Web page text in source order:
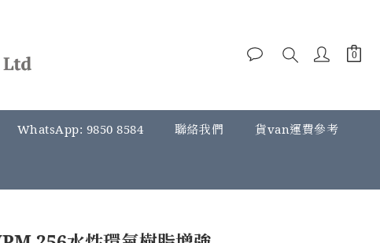
WhatsApp: 9850 8584 聯絡我們 貨van運費參考